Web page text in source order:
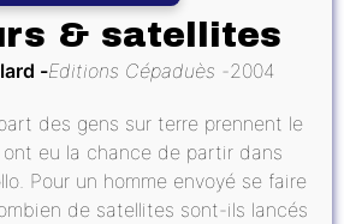
& satellites
Editions Cépaduès 2004
des gens sur terre prennent le
ont eu la chance de partir dans
Pour un homme envoyé se faire
de satellites sont-ils lancés